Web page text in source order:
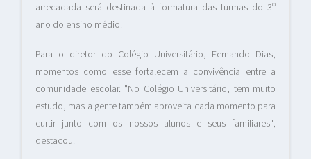
arrecadada será destinada à formatura das turmas do 3º
ano do ensino médio.
Para o diretor do Colégio Universitário, Fernando Dias,
momentos como esse fortalecem a convivência entre a
comunidade escolar. "No Colégio Universitário, tem muito
estudo, mas a gente também aproveita cada momento para
curtir junto com os nossos alunos e seus familiares",
destacou.